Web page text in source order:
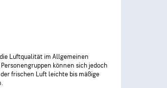
Luftqualität im Allgemeinen
können sich jedoch
frischen Luft leichte bis mäßige